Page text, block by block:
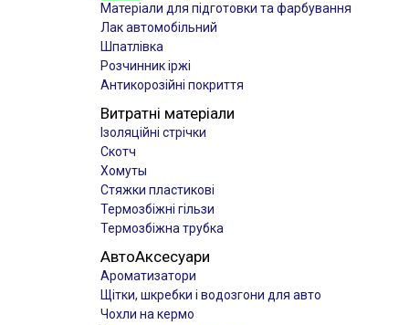
Матеріали для підготовки та фарбування
Лак автомобільний
Шпатлівка
Розчинник іржі
Антикорозійні покриття
Витратні матеріали
Ізоляційні стрічки
Скотч
Хомуты
Стяжки пластикові
Термозбіжні гільзи
Термозбіжна трубка
АвтоАксесуари
Ароматизатори
Щітки, шкребки і водозгони для авто
Чохли на кермо